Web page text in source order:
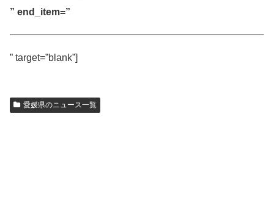
” end_item=”
” target=”blank”]
愛媛県のニュース一覧